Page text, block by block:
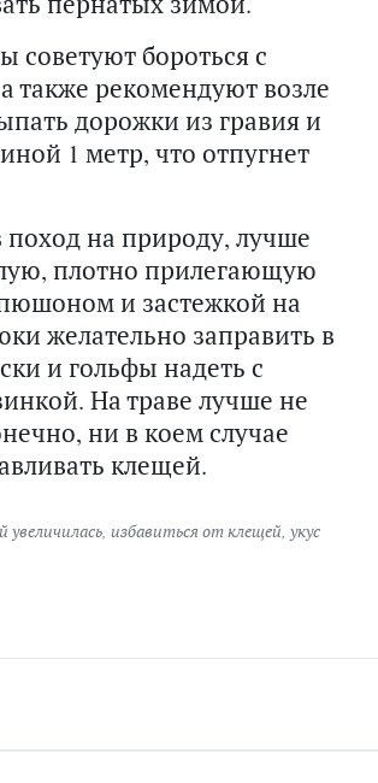
советуют бороться с
также рекомендуют возле
дорожки из гравия и
1 метр, что отпугнет
поход на природу, лучше
плотно прилегающую
и застежкой на
желательно заправить в
и гольфы надеть с
На траве лучше не
ни в коем случае
клещей.
увеличилась, избавиться от клещей, укус